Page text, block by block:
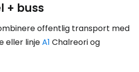
+ buss
offentlig transport med
eller linjeA1 Chalreori og